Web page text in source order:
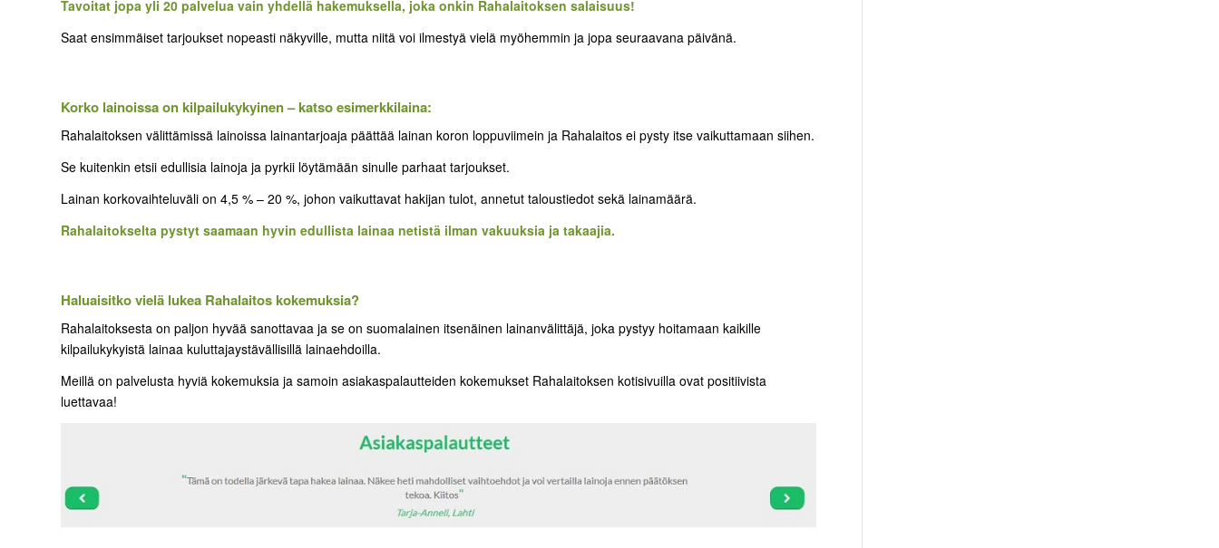
Tavoitat jopa yli 20 palvelua vain yhdellä hakemuksella, joka onkin Rahalaitoksen salaisuus!
Saat ensimmäiset tarjoukset nopeasti näkyville, mutta niitä voi ilmestyä vielä myöhemmin ja jopa seuraavana päivänä.
Korko lainoissa on kilpailukykyinen – katso esimerkkilaina:
Rahalaitoksen välittämissä lainoissa lainantarjoaja päättää lainan koron loppuviimein ja Rahalaitos ei pysty itse vaikuttamaan siihen.
Se kuitenkin etsii edullisia lainoja ja pyrkii löytämään sinulle parhaat tarjoukset.
Lainan korkovaihteluväli on 4,5 % – 20 %, johon vaikuttavat hakijan tulot, annetut taloustiedot sekä lainamäärä.
Rahalaitokselta pystyt saamaan hyvin edullista lainaa netistä ilman vakuuksia ja takaajia.
Haluaisitko vielä lukea Rahalaitos kokemuksia?
Rahalaitoksesta on paljon hyvää sanottavaa ja se on suomalainen itsenäinen lainanvälittäjä, joka pystyy hoitamaan kaikille
kilpailukykyistä lainaa kuluttajaystävällisillä lainaehdoilla.
Meillä on palvelusta hyviä kokemuksia ja samoin asiakaspalautteiden kokemukset Rahalaitoksen kotisivuilla ovat positiivista
luettavaa!